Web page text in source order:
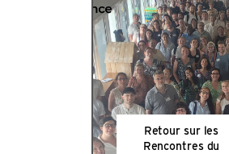
Retour sur les
Rencontres du